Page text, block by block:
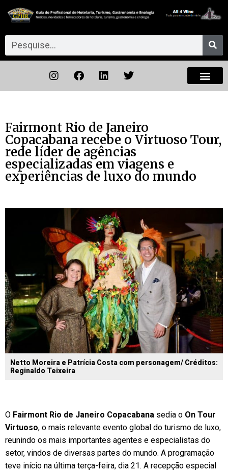
Fairmont Rio de Janeiro
Copacabana recebe o Virtuoso Tour,
rede líder de agências
especializadas em viagens e
experiências de luxo do mundo
Netto Moreira e Patrícia Costa com personagem/ Créditos:
Reginaldo Teixeira
O Fairmont Rio de Janeiro Copacabana sedia o On Tour
Virtuoso, o mais relevante evento global do turismo de luxo,
reunindo os mais importantes agentes e especialistas do
setor, vindos de diversas partes do mundo. A programação
teve início na última terça-feira, dia 21. A recepção especial